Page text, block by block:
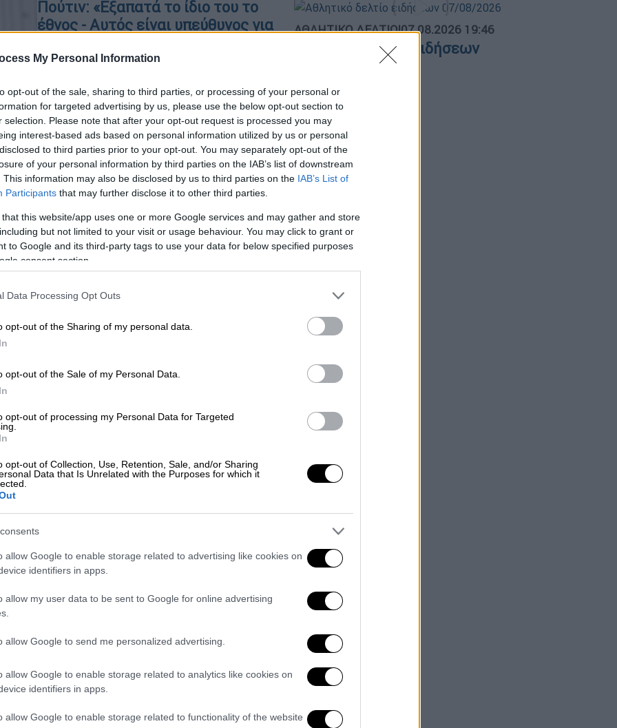
My Personal Information
opt-out of the sale, sharing to third parties, or processing of your personal or
for targeted advertising by us, please use the below opt-out section to
selection. Please note that after your opt-out request is processed you may
interest-based ads based on personal information utilized by us or personal
to third parties prior to your opt-out. You may separately opt-out of the
of your personal information by third parties on the IAB’s list of downstream
This information may also be disclosed by us to third parties on the IAB’s List of
Participants that may further disclose it to other third parties.
that this website/app uses one or more Google services and may gather and store
but not limited to your visit or usage behaviour. You may click to grant or
to Google and its third-party tags to use your data for below specified purposes
consent section.
Data Processing Opt Outs
opt-out of the Sharing of my personal data.
opt-out of the Sale of my Personal Data.
opt-out of processing my Personal Data for Targeted
opt-out of Collection, Use, Retention, Sale, and/or Sharing
Data that Is Unrelated with the Purposes for which it
allow Google to enable storage related to advertising like cookies on
identifiers in apps.
allow my user data to be sent to Google for online advertising
allow Google to send me personalized advertising.
allow Google to enable storage related to analytics like cookies on
identifiers in apps.
allow Google to enable storage related to functionality of the website
Πούτιν: «Εξαπατά το ίδιο του το
έθνος - Αυτός είναι υπεύθυνος για
Αυστηρή απάντηση από την Κομισιόν
πυρηνικά... αν χρειαστεί
Κόσμος|29.02.2024 13:37
Απειλή Πούτιν για πυρηνικά, αν η
Ουκρανία: O πόλεμος δεν είναι
κινούμενα σχέδια
«Έχουμε και εμείς όπλα που μπορούν
τους», είπε
Κόσμος|28.02.2024 17:56
Υπερδνειστερίας - Ανησυχία για
Το αίτημα αυτό θυμίζει ένα παρόμοιο
αίτημα φιλορώσων αυτονομιστών
Κόσμος|11.05.2022 08:31
Οι ΗΠΑ εγκρίνουν το πακέτο -
μαμούθ 40 δισ. για όπλα στην
Ουκρανία, ενώ περιμένουν
Υπερδνειστερία
Με το «πρόγραμμα βοήθειας» αυτό «η
Αμερική στέλνει στον κόσμο
απαρασάλευτη η αποφασιστικότητά
ΑΘΛΗΤΙΚΟ ΔΕΛΤΙΟ|07.08.2026 19:46
Αθλητικό δελτίο ειδήσεων